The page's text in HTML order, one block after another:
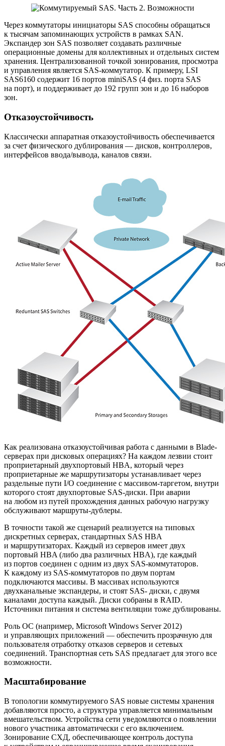
Через коммутаторы инициаторы SAS способны обращаться
к тысячам запоминающих устройств в рамках SAN.
Экспандер зон SAS позволяет создавать различные
операционные домены для коллективных и отдельных систем
хранения. Централизованной точкой зонирования, просмотра
и управления является SAS-коммутатор. К примеру, LSI
SAS6160 содержит 16 портов miniSAS (4 физ. порта SAS
на порт), и поддерживает до 192 групп зон и до 16 наборов
зон.
Отказоустойчивость
Классически аппаратная отказоустойчивость обеспечивается
за счет физического дублирования — дисков, контроллеров,
интерфейсов ввода/вывода, каналов связи.
Как реализована отказоустойчивая работа с данными в Blade-
серверах при дисковых операциях? На каждом лезвии стоит
проприетарный двухпортовый HBA, который через
проприетарные же маршрутизаторы устанавливает через
раздельные пути I/O соединение с массивом-таргетом, внутри
которого стоят двухпортовые SAS-диски. При аварии
на любом из путей прохождения данных рабочую нагрузку
обслуживают маршруты-дублеры.
В точности такой же сценарий реализуется на типовых
дискретных серверах, стандартных SAS HBA
и маршрутизаторах. Каждый из серверов имеет двух
портовый HBA (либо два различных HBA), где каждый
из портов соединен с одним из двух SAS-коммутаторов.
К каждому из SAS-коммутаторов по двум портам
подключаются массивы. В массивах используются
двухканальные экспандеры, и стоят SAS- диски, с двумя
каналами доступа каждый. Диски собраны в RAID.
Источники питания и система вентиляции тоже дублированы.
Роль ОС (например, Microsoft Windows Server 2012)
и управляющих приложений — обеспечить прозрачную для
пользователя отработку отказов серверов и сетевых
соединений. Транспортная сеть SAS предлагает для этого все
возможности.
Масштабирование
В топологии коммутируемого SAS новые системы хранения
добавляются просто, а структура управляется минимальным
вмешательством. Устройства сети уведомляются о появлении
нового участника автоматически с его включением.
Зонирование СХД, обеспечивающее контроль доступа